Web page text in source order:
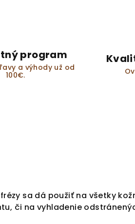
program
a výhody už od
100€.
sa dá použiť na všetky
či na vyhladenie